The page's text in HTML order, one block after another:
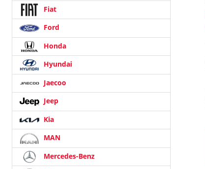
Fiat
Ford
Honda
Hyundai
Jaecoo
Jeep
Kia
MAN
Mercedes-Benz